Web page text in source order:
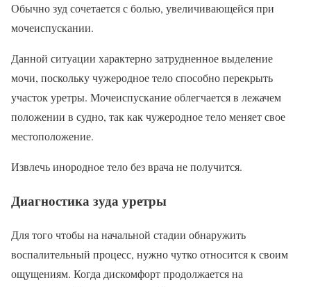
Обычно зуд сочетается с болью, увеличивающейся при
мочеиспускании.
Данной ситуации характерно затрудненное выделение
мочи, поскольку чужеродное тело способно перекрыть
участок уретры. Мочеиспускание облегчается в лежачем
положении в судно, так как чужеродное тело меняет свое
местоположение.
Извлечь инородное тело без врача не получится.
Диагностика зуда уретры
Для того чтобы на начальной стадии обнаружить
воспалительный процесс, нужно чутко относится к своим
ощущениям. Когда дискомфорт продолжается на